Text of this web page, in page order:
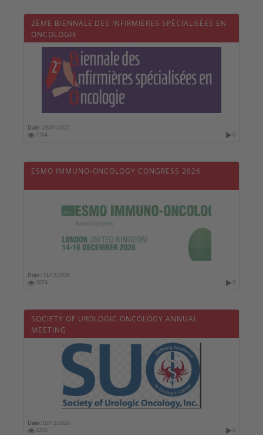
2ÈME BIENNALE DES INFIRMIÈRES SPÉCIALISÉES EN
ONCOLOGIE
Date : 26/01/2027
1164
0
ESMO IMMUNO-ONCOLOGY CONGRESS 2026
Date : 14/12/2026
3074
0
SOCIETY OF UROLOGIC ONCOLOGY ANNUAL
MEETING
Date :02/12/2026
2255
0